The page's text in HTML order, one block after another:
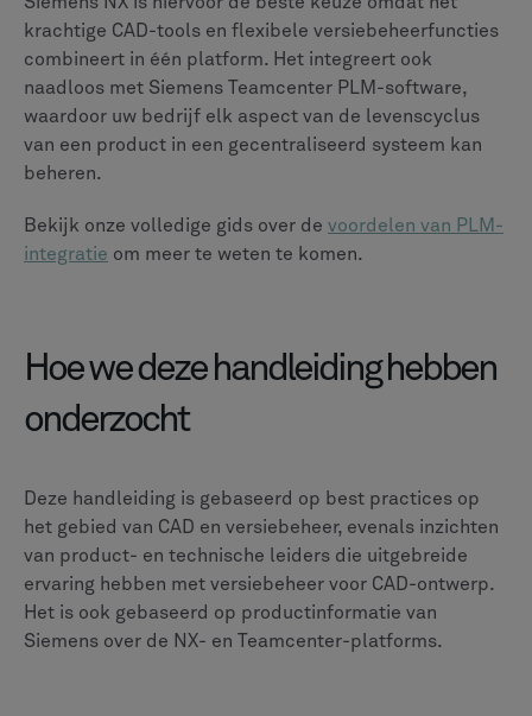
krachtige CAD-tools en flexibele versiebeheerfuncties
combineert in één platform. Het integreert ook
naadloos met Siemens Teamcenter PLM-software,
waardoor uw bedrijf elk aspect van de levenscyclus
van een product in een gecentraliseerd systeem kan
beheren.
Bekijk onze volledige gids over de voordelen van PLM-
integratie om meer te weten te komen.
Hoe we deze handleiding hebben
onderzocht
Deze handleiding is gebaseerd op best practices op
het gebied van CAD en versiebeheer, evenals inzichten
van product- en technische leiders die uitgebreide
ervaring hebben met versiebeheer voor CAD-ontwerp.
Het is ook gebaseerd op productinformatie van
Siemens over de NX- en Teamcenter-platforms.